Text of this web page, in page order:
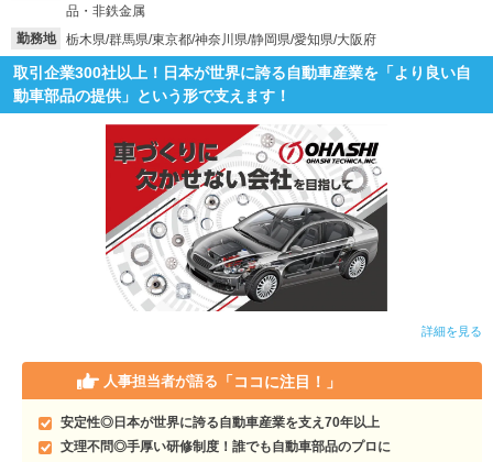
就活支援
就活ノウハウが満載！
就活コラム
お役立ち記事・相談室など
適職診断
あなたに合う仕事を診断！
就活チャンネル
動画で対策講座をチェック
就活ニュースペーパー
就活時事ニュースを更新
よくある質問
不明点があればこちら
品・非鉄金属
勤務地
栃木県/群馬県/東京都/神奈川県/静岡県/愛知県/大阪府
取引企業300社以上！日本が世界に誇る自動車産業を「より良い自
動車部品の提供」という形で支えます！
詳細を見る
人事担当者が語る 「ココに注目！」
安定性◎日本が世界に誇る自動車産業を支え70年以上
文理不問◎手厚い研修制度！誰でも自動車部品のプロに